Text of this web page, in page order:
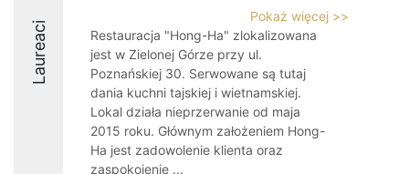
Laureaci
Pokaż więcej >>
Restauracja "Hong-Ha" zlokalizowana
jest w Zielonej Górze przy ul.
Poznańskiej 30. Serwowane są tutaj
dania kuchni tajskiej i wietnamskiej.
Lokal działa nieprzerwanie od maja
2015 roku. Głównym założeniem Hong-
Ha jest zadowolenie klienta oraz
zaspokojenie ...